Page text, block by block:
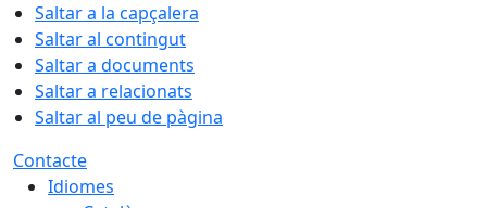
Saltar a la capçalera
Saltar al contingut
Saltar a documents
Saltar a relacionats
Saltar al peu de pàgina
Contacte
Idiomes